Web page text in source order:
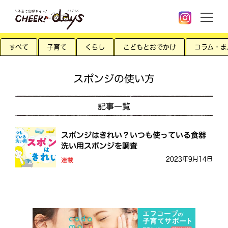
すべて 子育て くらし こどもとおでかけ コラム・
スポンジの使い方
記事一覧
スポンジはきれい？いつも使っている食器
洗い用スポンジを調査
連載 2023年9月14日